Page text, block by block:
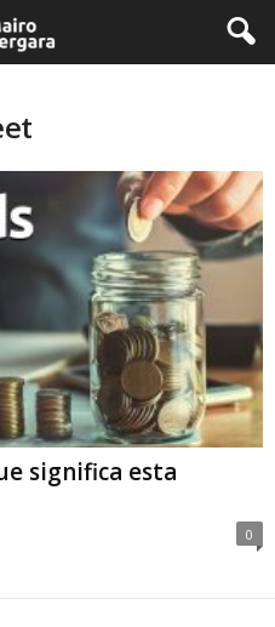
significa esta
0